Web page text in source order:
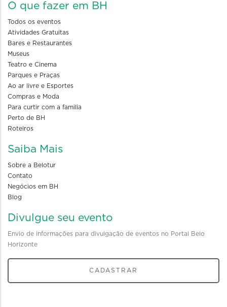
O que fazer em BH
Todos os eventos
Atividades Gratuitas
Bares e Restaurantes
Museus
Teatro e Cinema
Parques e Praças
Ao ar livre e Esportes
Compras e Moda
Para curtir com a familia
Perto de BH
Roteiros
Saiba Mais
Sobre a Belotur
Contato
Negócios em BH
Blog
Divulgue seu evento
Envio de informações para divulgação de eventos no Portal Belo
Horizonte
CADASTRAR